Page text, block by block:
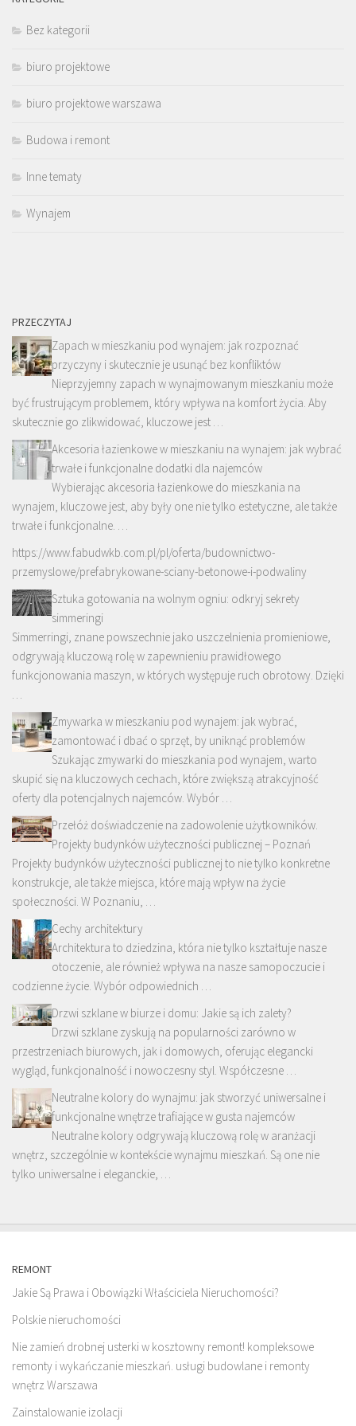
Bez kategorii
biuro projektowe
biuro projektowe warszawa
Budowa i remont
Inne tematy
Wynajem
PRZECZYTAJ
Zapach w mieszkaniu pod wynajem: jak rozpoznać
przyczyny i skutecznie je usunąć bez konfliktów
Nieprzyjemny zapach w wynajmowanym mieszkaniu może
być frustrującym problemem, który wpływa na komfort życia. Aby
skutecznie go zlikwidować, kluczowe jest …
Akcesoria łazienkowe w mieszkaniu na wynajem: jak wybrać
trwałe i funkcjonalne dodatki dla najemców
Wybierając akcesoria łazienkowe do mieszkania na
wynajem, kluczowe jest, aby były one nie tylko estetyczne, ale także
trwałe i funkcjonalne. …
https://www.fabudwkb.com.pl/pl/oferta/budownictwo-
przemyslowe/prefabrykowane-sciany-betonowe-i-podwaliny
Sztuka gotowania na wolnym ogniu: odkryj sekrety
simmeringi
Simmerringi, znane powszechnie jako uszczelnienia promieniowe,
odgrywają kluczową rolę w zapewnieniu prawidłowego
funkcjonowania maszyn, w których występuje ruch obrotowy. Dzięki
…
Zmywarka w mieszkaniu pod wynajem: jak wybrać,
zamontować i dbać o sprzęt, by uniknąć problemów
Szukając zmywarki do mieszkania pod wynajem, warto
skupić się na kluczowych cechach, które zwiększą atrakcyjność
oferty dla potencjalnych najemców. Wybór …
Przełóż doświadczenie na zadowolenie użytkowników.
Projekty budynków użyteczności publicznej – Poznań
Projekty budynków użyteczności publicznej to nie tylko konkretne
konstrukcje, ale także miejsca, które mają wpływ na życie
społeczności. W Poznaniu, …
Cechy architektury
Architektura to dziedzina, która nie tylko kształtuje nasze
otoczenie, ale również wpływa na nasze samopoczucie i
codzienne życie. Wybór odpowiednich …
Drzwi szklane w biurze i domu: Jakie są ich zalety?
Drzwi szklane zyskują na popularności zarówno w
przestrzeniach biurowych, jak i domowych, oferując elegancki
wygląd, funkcjonalność i nowoczesny styl. Współczesne …
Neutralne kolory do wynajmu: jak stworzyć uniwersalne i
funkcjonalne wnętrze trafiające w gusta najemców
Neutralne kolory odgrywają kluczową rolę w aranżacji
wnętrz, szczególnie w kontekście wynajmu mieszkań. Są one nie
tylko uniwersalne i eleganckie, …
REMONT
Jakie Są Prawa i Obowiązki Właściciela Nieruchomości?
Polskie nieruchomości
Nie zamień drobnej usterki w kosztowny remont! kompleksowe
remonty i wykańczanie mieszkań. usługi budowlane i remonty
wnętrz Warszawa
Zainstalowanie izolacji